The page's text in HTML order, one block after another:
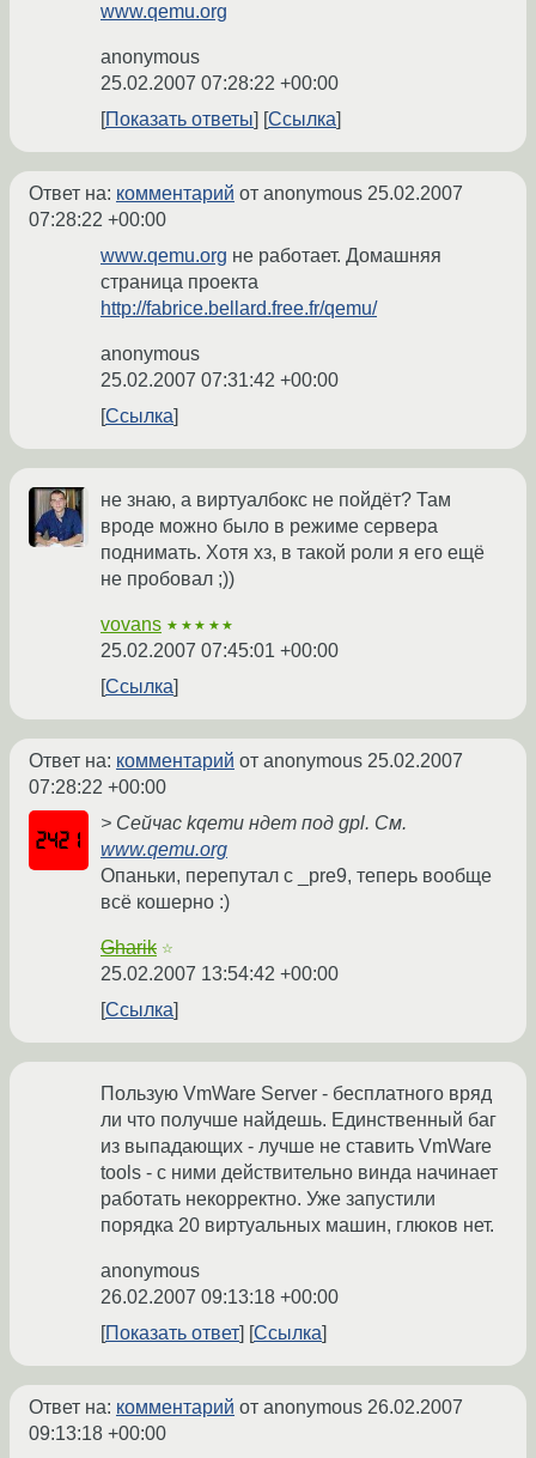
www.qemu.org
anonymous
25.02.2007 07:28:22 +00:00
Показать ответы
Ссылка
Ответ на: комментарий от anonymous 25.02.2007
07:28:22 +00:00
www.qemu.org не работает. Домашняя
страница проекта
http://fabrice.bellard.free.fr/qemu/
anonymous
25.02.2007 07:31:42 +00:00
Ссылка
не знаю, а виртуалбокс не пойдёт? Там
вроде можно было в режиме сервера
поднимать. Хотя хз, в такой роли я его ещё
не пробовал ;))
vovans ★★★★★
25.02.2007 07:45:01 +00:00
Ссылка
Ответ на: комментарий от anonymous 25.02.2007
07:28:22 +00:00
> Сейчас kqemu ндет под gpl. См.
www.qemu.org
Опаньки, перепутал с _pre9, теперь вообще
всё кошерно :)
Gharik ☆
25.02.2007 13:54:42 +00:00
Ссылка
Пользую VmWare Server - бесплатного вряд
ли что получше найдешь. Единственный баг
из выпадающих - лучше не ставить VmWare
tools - с ними действительно винда начинает
работать некорректно. Уже запустили
порядка 20 виртуальных машин, глюков нет.
anonymous
26.02.2007 09:13:18 +00:00
Показать ответ
Ссылка
Ответ на: комментарий от anonymous 26.02.2007
09:13:18 +00:00